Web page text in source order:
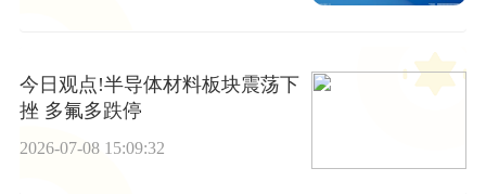
今日观点!半导体材料板块震荡下
挫 多氟多跌停
2026-07-08 15:09:32